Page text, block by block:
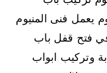
يعمل فنى المنيوم
فتح قفل باب
وتركيب ابواب